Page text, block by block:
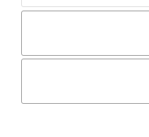
Incluir imagem :
Primeiro autentique-se...